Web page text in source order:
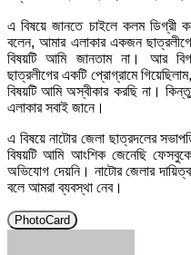
এ বিষয়ে জানতে চাইলে কলম ডিগ্রী
বলেন, আমার এলাকার একজন
বিষয়টি আমি জানতাম না। আর
ছাত্রলীগের একটি প্রোগ্রামে
বিষয়টি আমি অস্বীকার করছি না।
এলাকার সবাই জানে।
এ বিষয়ে নাটোর জেলা ছাত্রদলের
বিষয়টি আমি আংশিক জেনেছি
অভিযোগ দেয়নি। নাটোর জেলার
বলে আমরা ব্যবস্থা নেব।
PhotoCard